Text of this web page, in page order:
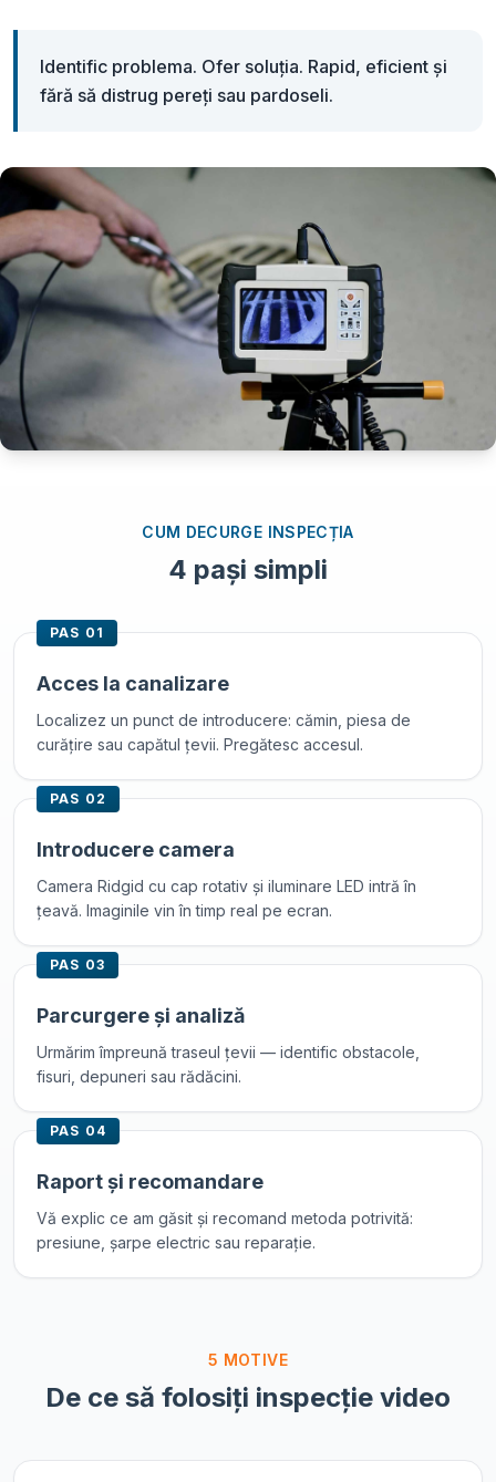
Identific problema. Ofer soluția. Rapid, eficient și
fără să distrug pereți sau pardoseli.
CUM DECURGE INSPECȚIA
4 pași simpli
PAS 01
Acces la canalizare
Localizez un punct de introducere: cămin, piesa de
curățire sau capătul țevii. Pregătesc accesul.
PAS 02
Introducere camera
Camera Ridgid cu cap rotativ și iluminare LED intră în
țeavă. Imaginile vin în timp real pe ecran.
PAS 03
Parcurgere și analiză
Urmărim împreună traseul țevii — identific obstacole,
fisuri, depuneri sau rădăcini.
PAS 04
Raport și recomandare
Vă explic ce am găsit și recomand metoda potrivită:
presiune, șarpe electric sau reparație.
5 MOTIVE
De ce să folosiți inspecție video